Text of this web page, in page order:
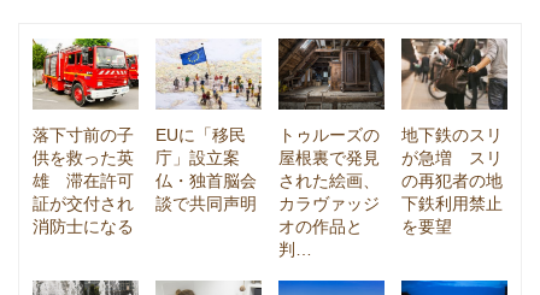
落下寸前の子
供を救った英
雄 滞在許可
証が交付され
消防士になる
EUに「移民
庁」設立案
仏・独首脳会
談で共同声明
トゥルーズの
屋根裏で発見
された絵画、
カラヴァッジ
オの作品と
判…
地下鉄のスリ
が急増 スリ
の再犯者の地
下鉄利用禁止
を要望